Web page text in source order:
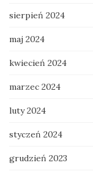
sierpień 2024
maj 2024
kwiecień 2024
marzec 2024
luty 2024
styczeń 2024
grudzień 2023